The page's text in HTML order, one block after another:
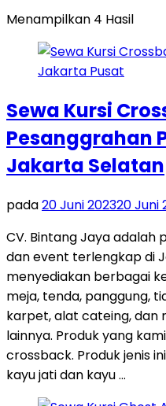
Menampilkan 4 Hasil
Sewa Kursi
Pesanggrahan
Jakarta Selatan
pada20 Juni 202320 Juni
CV. Bintang Jaya
dan event terlengkap di
menyediakan berbagai
meja, tenda, panggung,
karpet, alat cateing,
lainnya. Produk yang
crossback. Produk jenis
kayu jati dan kayu …